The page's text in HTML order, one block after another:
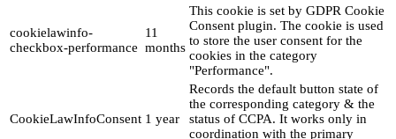
cookielawinfo-
checkbox-performance
11
months
This cookie is set by GDPR Cookie
Consent plugin. The cookie is used
to store the user consent for the
cookies in the category
"Performance".
CookieLawInfoConsent 1 year
Records the default button state of
the corresponding category & the
status of CCPA. It works only in
coordination with the primary